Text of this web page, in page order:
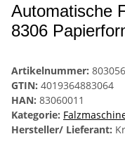
Automatische
8306
Artikelnummer:
GTIN: 4019364883064
HAN: 83060011
Kategorie:
Hersteller/ Lieferant: